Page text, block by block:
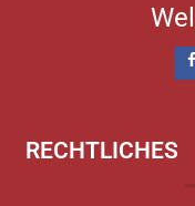
RECHTLICHES